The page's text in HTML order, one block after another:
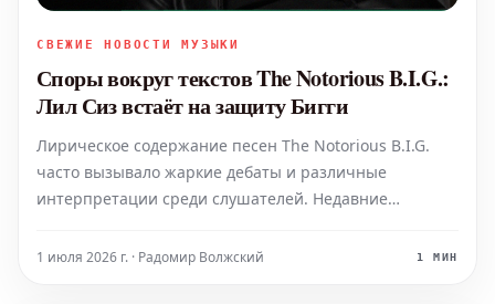
СВЕЖИЕ НОВОСТИ МУЗЫКИ
Споры вокруг текстов The Notorious B.I.G.:
Лил Сиз встаёт на защиту Бигги
Лирическое содержание песен The Notorious B.I.G.
часто вызывало жаркие дебаты и различные
интерпретации среди слушателей. Недавние
строках, что привело к вопросам об их значении и
1 июля 2026 г. · Радомир Волжский 1 МИН